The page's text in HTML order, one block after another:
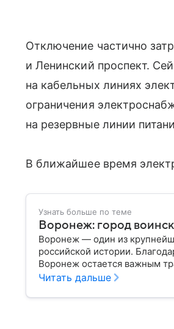
Отключение частично
и Ленинский проспект.
на кабельных линиях
ограничения
на резервные линии
В ближайшее время
Узнать больше по теме
Воронеж: город
Воронеж — один из
российской истории.
Воронеж остается важным
Читать дальше